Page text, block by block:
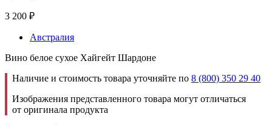
3 200 ₽
Австралия
Вино белое сухое Хайгейт Шардоне
Наличие и стоимость товара уточняйте по 8 (800) 350 29 40
Изображения представленного товара могут отличаться
от оригинала продукта